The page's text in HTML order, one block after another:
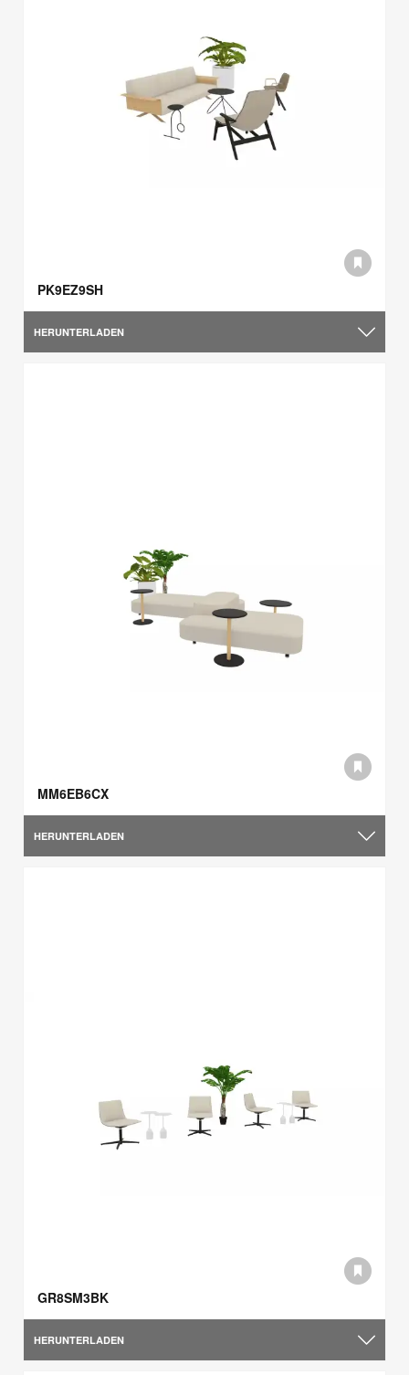
PK9EZ9SH
HERUNTERLADEN
MM6EB6CX
HERUNTERLADEN
GR8SM3BK
HERUNTERLADEN